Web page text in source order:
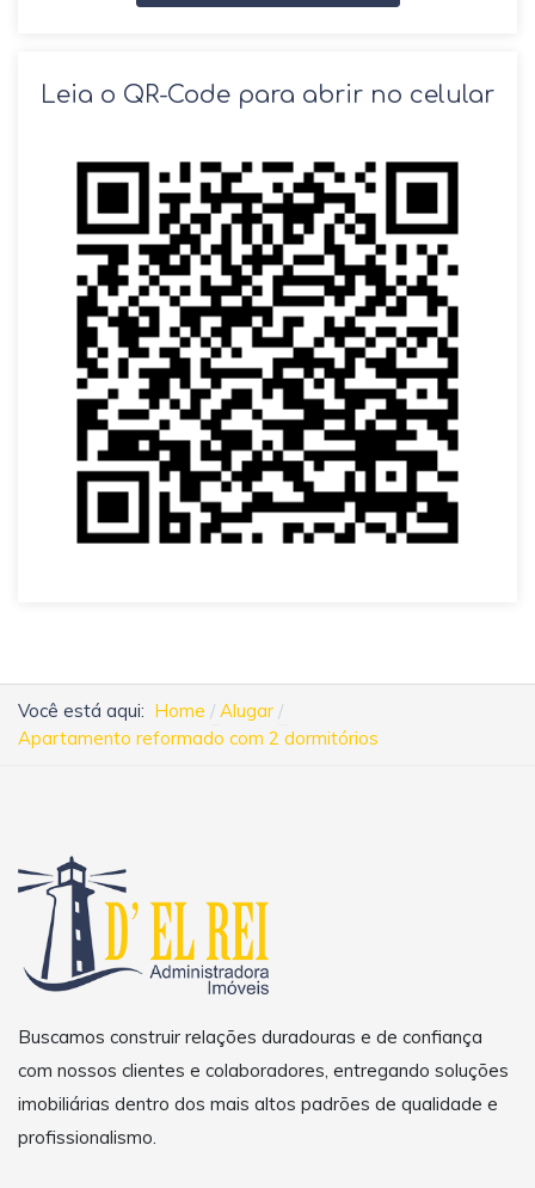
Leia o QR-Code para abrir no celular
Você está aqui: Home
Alugar
Apartamento reformado com 2 dormitórios
Buscamos construir relações duradouras e de confiança
com nossos clientes e colaboradores, entregando soluções
imobiliárias dentro dos mais altos padrões de qualidade e
profissionalismo.